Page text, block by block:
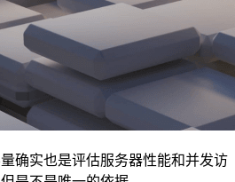
确实也是评估服务器性能和并发访